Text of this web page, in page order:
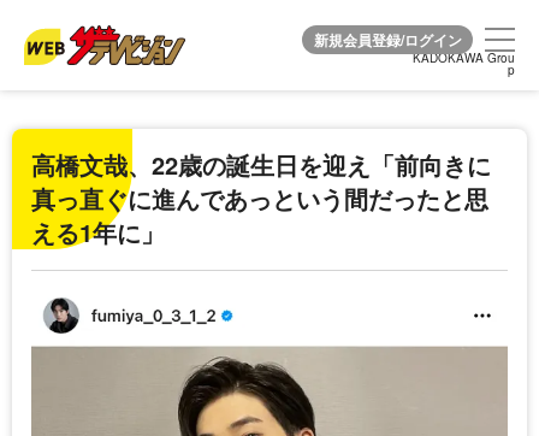
KADOKAWA Grou
p
KADOKAWA Grou
p
高橋文哉、22歳の誕生日を迎え「前向きに
真っ直ぐに進んであっという間だったと思
える1年に」